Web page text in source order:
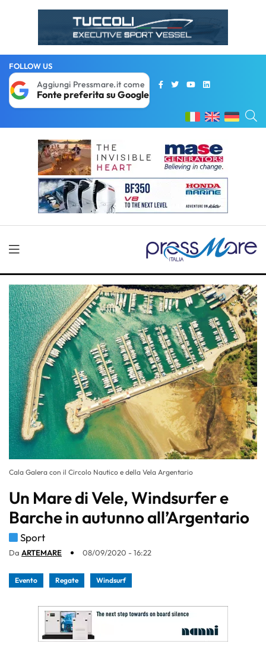
FOLLOW US
Aggiungi Pressmare.it come
Fonte preferita su Google
Cala Galera con il Circolo Nautico e della Vela Argentario
Un Mare di Vele, Windsurfer e
Barche in autunno all’Argentario
Sport
Da ARTEMARE 08/09/2020 - 16:22
Evento Regate Windsurf